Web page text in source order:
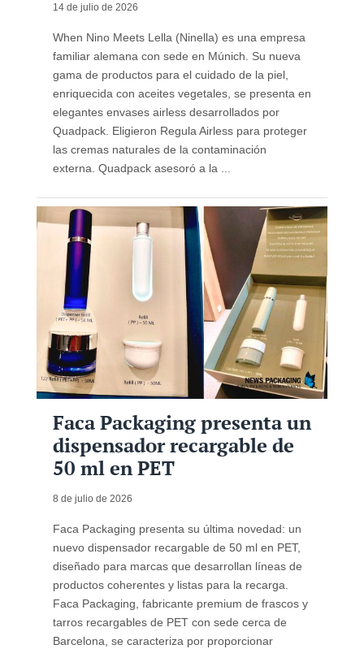
14 de julio de 2026
When Nino Meets Lella (Ninella) es una empresa
familiar alemana con sede en Múnich. Su nueva
gama de productos para el cuidado de la piel,
enriquecida con aceites vegetales, se presenta en
elegantes envases airless desarrollados por
Quadpack. Eligieron Regula Airless para proteger
las cremas naturales de la contaminación
externa. Quadpack asesoró a la ...
Faca Packaging presenta un
dispensador recargable de
50 ml en PET
8 de julio de 2026
Faca Packaging presenta su última novedad: un
nuevo dispensador recargable de 50 ml en PET,
diseñado para marcas que desarrollan líneas de
productos coherentes y listas para la recarga.
Faca Packaging, fabricante premium de frascos y
tarros recargables de PET con sede cerca de
Barcelona, ​​se caracteriza por proporcionar